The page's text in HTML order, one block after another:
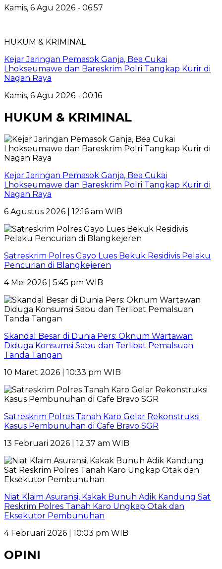
Kamis, 6 Agu 2026 - 06:57
HUKUM & KRIMINAL
Kejar Jaringan Pemasok Ganja, Bea Cukai
Lhokseumawe dan Bareskrim Polri Tangkap Kurir di
Nagan Raya
Kamis, 6 Agu 2026 - 00:16
HUKUM & KRIMINAL
Kejar Jaringan Pemasok Ganja, Bea Cukai
Lhokseumawe dan Bareskrim Polri Tangkap Kurir di
Nagan Raya
6 Agustus 2026 | 12:16 am WIB
Satreskrim Polres Gayo Lues Bekuk Residivis Pelaku
Pencurian di Blangkejeren
4 Mei 2026 | 5:45 pm WIB
Skandal Besar di Dunia Pers: Oknum Wartawan
Diduga Konsumsi Sabu dan Terlibat Pemalsuan
Tanda Tangan
10 Maret 2026 | 10:33 pm WIB
Satreskrim Polres Tanah Karo Gelar Rekonstruksi
Kasus Pembunuhan di Cafe Bravo SGR
13 Februari 2026 | 12:37 am WIB
Niat Klaim Asuransi, Kakak Bunuh Adik Kandung Sat
Reskrim Polres Tanah Karo Ungkap Otak dan
Eksekutor Pembunuhan
4 Februari 2026 | 10:03 pm WIB
OPINI